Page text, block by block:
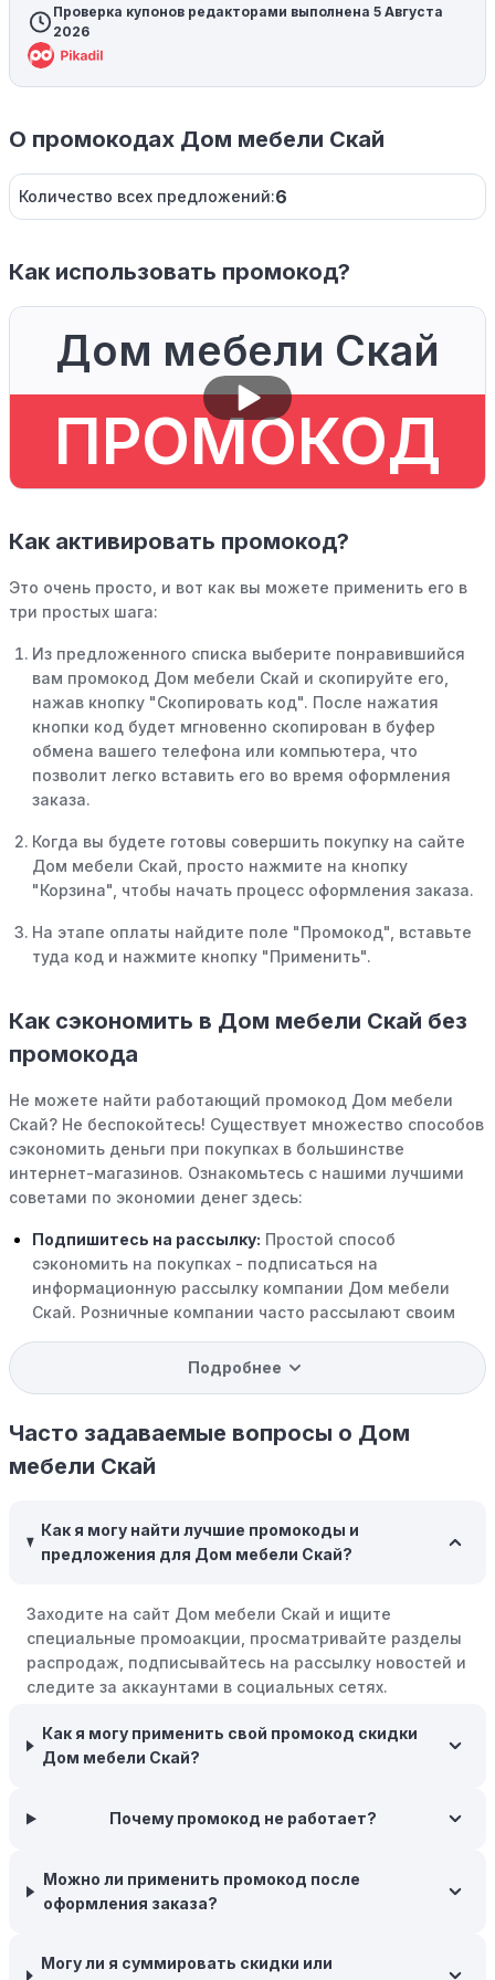
Проверка купонов редакторами выполнена 5 Августа
2026
О промокодах Дом мебели Скай
Количество всех предложений:6
Как использовать промокод?
Дом мебели Скай
ПРОМОКОД
Как активировать промокод?
Это очень просто, и вот как вы можете применить его в
три простых шага:
Из предложенного списка выберите понравившийся
вам промокод Дом мебели Скай и скопируйте его,
нажав кнопку "Скопировать код". После нажатия
кнопки код будет мгновенно скопирован в буфер
обмена вашего телефона или компьютера, что
позволит легко вставить его во время оформления
заказа.
Когда вы будете готовы совершить покупку на сайте
Дом мебели Скай, просто нажмите на кнопку
"Корзина", чтобы начать процесс оформления заказа.
На этапе оплаты найдите поле "Промокод", вставьте
туда код и нажмите кнопку "Применить".
Как сэкономить в Дом мебели Скай без
промокода
Не можете найти работающий промокод Дом мебели
Скай? Не беспокойтесь! Существует множество способов
сэкономить деньги при покупках в большинстве
интернет-магазинов. Ознакомьтесь с нашими лучшими
советами по экономии денег здесь:
Подпишитесь на рассылку: Простой способ
сэкономить на покупках - подписаться на
информационную рассылку компании Дом мебели
Скай. Розничные компании часто рассылают своим
доступ к распродажам.
компании Дом мебели Скай есть программы
поощрения, позволяющие зарабатывать баллы или
cashback на покупках. Накапливайте баллы и
Совершать покупки во время распродаж:
Следите за
крупными распродажами, такими как "черная
розничные компании часто предлагают значительные
скидки.
Бросьте корзину:Если Вы не торопитесь с покупкой,
два. В некоторых случаях существует большая
вероятность того, что интернет-магазины, включая
время межсезонных распродаж, когда магазины
предлагают большие скидки, чтобы освободить
складские запасы. Планируйте заранее и покупайте
продаже.
Подробнее
Часто задаваемые вопросы о Дом
мебели Скай
Как я могу найти лучшие промокоды и
предложения для Дом мебели Скай?
Заходите на сайт Дом мебели Скай и ищите
специальные промоакции, просматривайте разделы
распродаж, подписывайтесь на рассылку новостей и
следите за аккаунтами в социальных сетях.
Как я могу применить свой промокод скидки
Дом мебели Скай?
Почему промокод не работает?
Можно ли применить промокод после
оформления заказа?
Могу ли я суммировать скидки или